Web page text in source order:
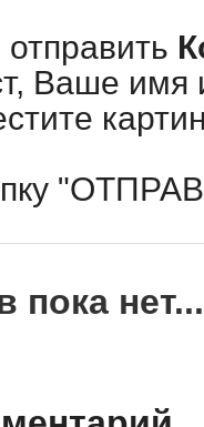
Ваше имя
пока